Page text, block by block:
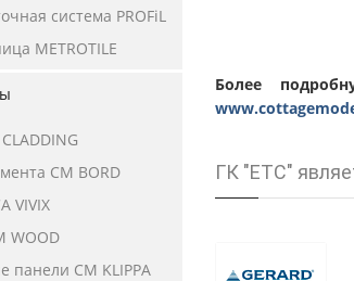
система PROFiL
METROTILE
CM BORD
VIVIX
WOOD
панели CM KLIPPA
Более
ГК "ЕТС"